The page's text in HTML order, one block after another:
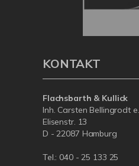
KONTAKT
Flachsbarth & Kullick
Inh. Carsten Bellingrodt
Elisenstr. 13
D - 22087 Hamburg
Tel.: 040 - 25 133 25